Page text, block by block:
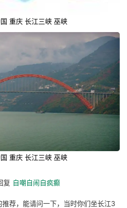
重庆 长江三峡 巫峡
重庆 长江三峡 巫峡
复 自嘲自闹自疯癫
荐，能请问一下，当时你们坐长江3